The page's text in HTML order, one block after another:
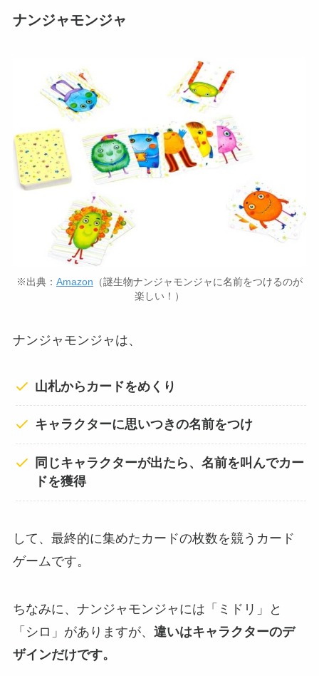
ナンジャモンジャ
※出典： Amazon （謎生物ナンジャモンジャに名前をつけるのが
楽しい！）
ナンジャモンジャは、
山札からカードをめくり
キャラクターに思いつきの名前をつけ
同じキャラクターが出たら、名前を叫んでカー
ドを獲得
して、最終的に集めたカードの枚数を競うカード
ゲームです。
ちなみに、ナンジャモンジャには「ミドリ」と
「シロ」がありますが、 違いはキャラクターのデ
ザインだけです。